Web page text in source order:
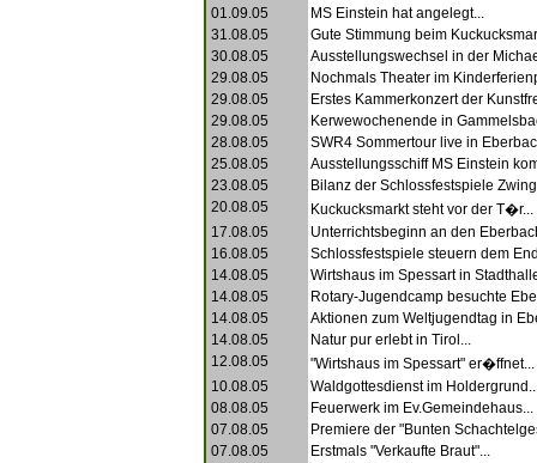
01.09.05
MS Einstein hat angelegt...
31.08.05
Gute Stimmung beim
30.08.05
Ausstellungswechsel in der
29.08.05
Nochmals Theater im
29.08.05
Erstes Kammerkonzert der
29.08.05
Kerwewochenende in
28.08.05
SWR4 Sommertour live in
25.08.05
Ausstellungsschiff MS Einstein
23.08.05
Bilanz der Schlossfestspiele
20.08.05
Kuckucksmarkt steht vor der T�r...
17.08.05
Unterrichtsbeginn an den
16.08.05
Schlossfestspiele steuern dem
14.08.05
Wirtshaus im Spessart in
14.08.05
Rotary-Jugendcamp besuchte
14.08.05
Aktionen zum Weltjugendtag in
14.08.05
Natur pur erlebt in Tirol...
12.08.05
"Wirtshaus im Spessart" er�ffnet...
10.08.05
Waldgottesdienst im
08.08.05
Feuerwerk im Ev.Gemeindehaus...
07.08.05
Premiere der "Bunten
07.08.05
Erstmals "Verkaufte Braut"...